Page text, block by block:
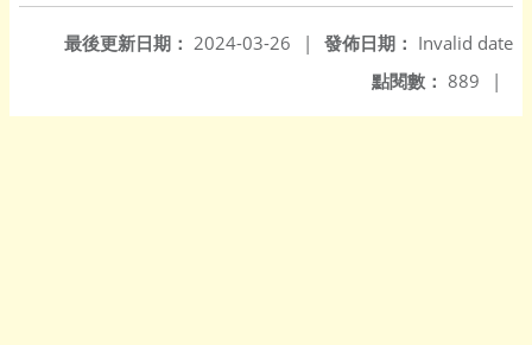
發佈日期： Invalid date
最後更新日期： 2024-03-26
|
點閱數： 889 |